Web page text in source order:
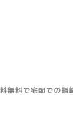
料で宅配での指